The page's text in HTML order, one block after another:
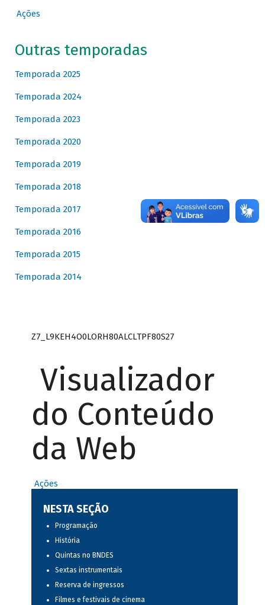
Ações
Outras temporadas
Temporada 2025
Temporada 2024
Temporada 2023
Temporada 2020
Temporada 2019
Temporada 2018
Temporada 2017
Temporada 2016
Temporada 2015
Temporada 2014
Z7_L9KEH4O0LORH80ALCLTPF80S27
Visualizador
do Conteúdo
da Web
Ações
NESTA SEÇÃO
Programação
História
Quintas no BNDES
Sextas instrumentais
Reserva de ingressos
Filmes e festivais de cinema